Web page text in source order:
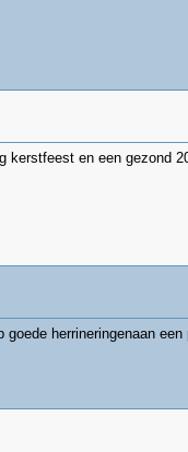
en een gezond
herrineringenaan